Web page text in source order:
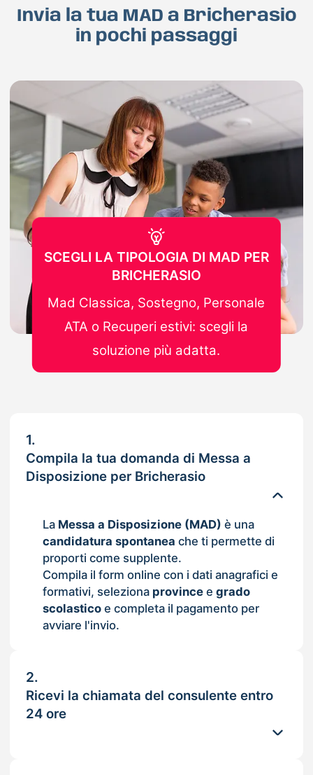
Invia la tua MAD a Bricherasio
in pochi passaggi
1.
Compila la tua domanda di Messa a
Disposizione per Bricherasio
La Messa a Disposizione (MAD) è una
candidatura spontanea che ti permette di
proporti come supplente.
Compila il form online con i dati anagrafici e
formativi, seleziona provincee grado
scolasticoe completa il pagamento per
avviare l'invio.
2.
Ricevi la chiamata del consulente entro
24 ore
SCEGLI LA TIPOLOGIA DI MAD PER
BRICHERASIO
Mad Classica, Sostegno, Personale
ATA o Recuperi estivi: scegli la
soluzione più adatta.